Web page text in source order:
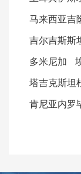
马来西亚吉
吉尔吉斯斯
多米尼加
塔吉克斯坦
肯尼亚内罗